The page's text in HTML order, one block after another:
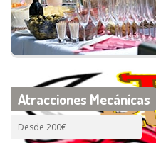
Atracciones Mecánicas
Desde 200€